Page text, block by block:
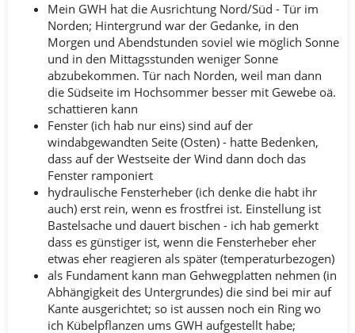
Mein GWH hat die Ausrichtung Nord/Süd - Tür im
Norden; Hintergrund war der Gedanke, in den
Morgen und Abendstunden soviel wie möglich Sonne
und in den Mittagsstunden weniger Sonne
abzubekommen. Tür nach Norden, weil man dann
die Südseite im Hochsommer besser mit Gewebe oä.
schattieren kann
Fenster (ich hab nur eins) sind auf der
windabgewandten Seite (Osten) - hatte Bedenken,
dass auf der Westseite der Wind dann doch das
Fenster ramponiert
hydraulische Fensterheber (ich denke die habt ihr
auch) erst rein, wenn es frostfrei ist. Einstellung ist
Bastelsache und dauert bischen - ich hab gemerkt
dass es günstiger ist, wenn die Fensterheber eher
etwas eher reagieren als später (temperaturbezogen)
als Fundament kann man Gehwegplatten nehmen (in
Abhängigkeit des Untergrundes) die sind bei mir auf
Kante ausgerichtet; so ist aussen noch ein Ring wo
ich Kübelpflanzen ums GWH aufgestellt habe;